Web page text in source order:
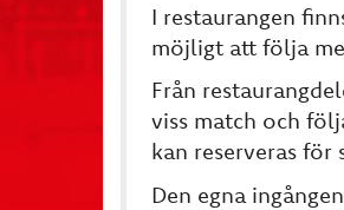
I restaurangen
möjligt att följa
Från
viss match och
kan reserveras
Den egna